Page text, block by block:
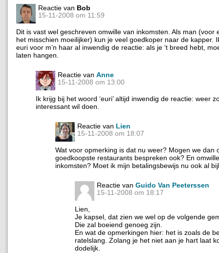
Reactie van Bob
15-11-2008 om 11:59
Dit is vast wel geschreven omwille van inkomsten. Als man (voor
het misschien moeilijker) kun je veel goedkoper naar de kapper.
euri voor m’n haar al inwendig de reactie: als je ‘t breed hebt,
laten hangen.
Reactie van Anne
15-11-2008 om 13:00
Ik krijg bij het woord ‘euri’ altijd inwendig de reactie: weer
interessant wil doen.
Reactie van Lien
15-11-2008 om 18:07
Wat voor opmerking is dat nu weer? Mogen we dan
goedkoopste restaurants bespreken ook? En
inkomsten? Moet ik mijn betalingsbewijs nu ook al
Reactie van Guido Van Peeterssen
15-11-2008 om 18:17
Lien,
Je kapsel, dat zien we wel op de volgende
Die zal boeiend genoeg zijn.
En wat de opmerkingen hier: het is zoals de
ratelslang. Zolang je het niet aan je hart laat
dodelijk.